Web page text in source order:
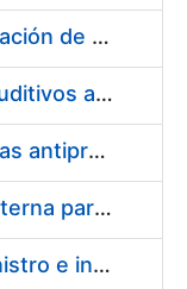
Acuerdo marco para la fabricación de piezas
Suministro de Protectores Auditivos a medida para las personas trabajadoras de los Centros de Trabajo de Madrid y Burgos
Suministro de gafas graduadas antiproyecciones para los trabajadores de la FNMT-RCM en los centros de trabajo de Madrid y Burgos
Servicios de una empresa externa para el asesoramiento y resolución de los recursos de alzada que se presentan relacionados con procesos de selección para la FNMT-RCM
Acuerdo marco para el suministro e instalación de persianas, estores y otros complementos